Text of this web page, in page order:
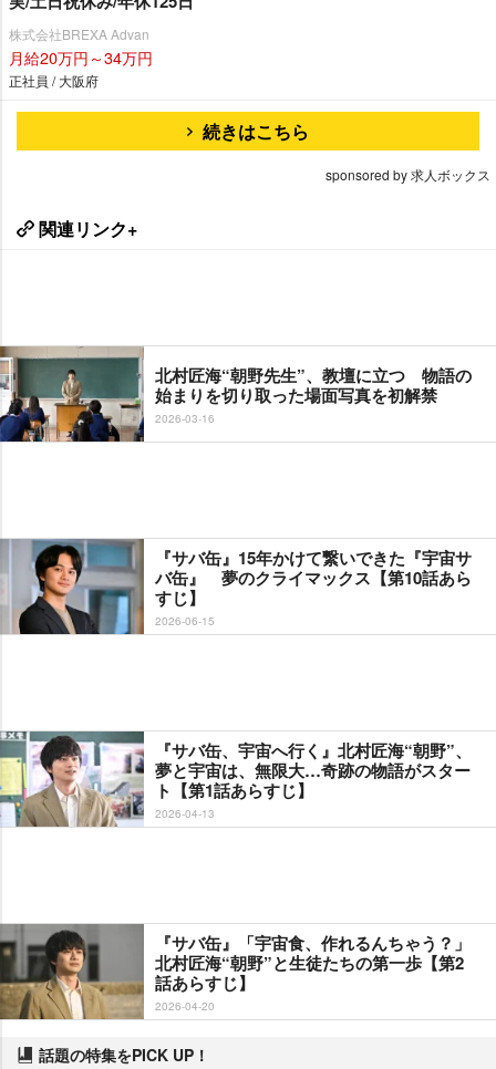
株式会社BREXA Advan
月給20万円～34万円
正社員 / 大阪府
続きはこちら
sponsored by 求人ボックス
関連リンク+
北村匠海“朝野先生”、教壇に立つ 物語の
始まりを切り取った場面写真を初解禁
2026-03-16
『サバ缶』15年かけて繋いできた『宇宙サ
バ缶』 夢のクライマックス【第10話あら
すじ】
2026-06-15
『サバ缶、宇宙へ行く』北村匠海“朝野”、
夢と宇宙は、無限大…奇跡の物語がスター
ト【第1話あらすじ】
2026-04-13
『サバ缶』「宇宙食、作れるんちゃう？」
北村匠海“朝野”と生徒たちの第一歩【第2
話あらすじ】
2026-04-20
話題の特集をPICK UP！